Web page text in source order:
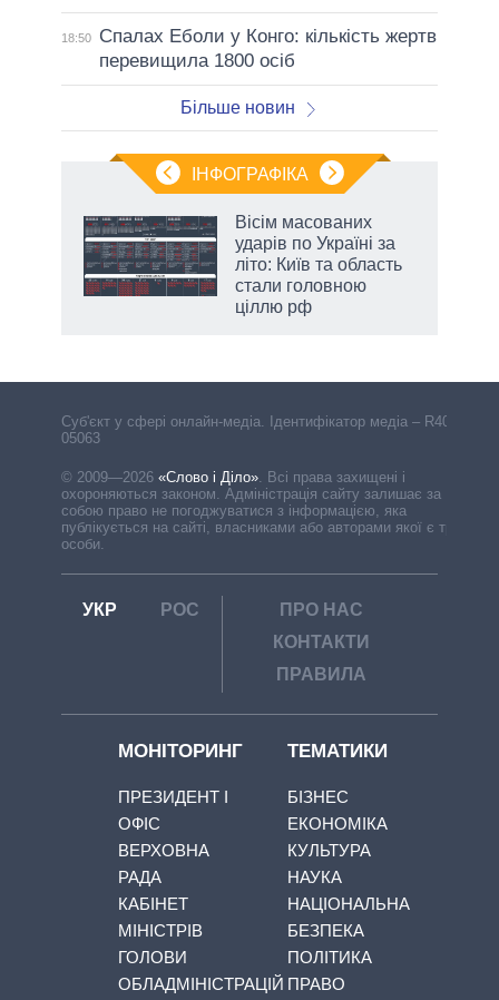
18:50
Спалах Еболи у Конго: кількість жертв
перевищила 1800 осіб
Більше новин
ІНФОГРАФІКА
Вісім масованих
ударів по Україні за
літо: Київ та область
стали головною
ціллю рф
Cуб'єкт у сфері онлайн-медіа. Ідентифікатор медіа – R40-
05063
© 2009—2026 «Слово і Діло» Всі права захищені і
охороняються законом. Адміністрація сайту залишає за
собою право не погоджуватися з інформацією, яка
публікується на сайті, власниками або авторами якої є треті
особи.
УКР РОС
ПРО НАС
КОНТАКТИ
ПРАВИЛА
МОНІТОРИНГ
ПРЕЗИДЕНТ І
ОФІС
ВЕРХОВНА
РАДА
КАБІНЕТ
МІНІСТРІВ
ГОЛОВИ
ОБЛАДМІНІСТРАЦІЙ
ТЕМАТИКИ
БІЗНЕС
ЕКОНОМІКА
КУЛЬТУРА
НАУКА
НАЦІОНАЛЬНА
БЕЗПЕКА
ПОЛІТИКА
ПРАВО